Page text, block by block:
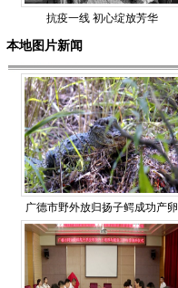
抗疫一线 初心绽放芳华
本地图片新闻
广德市野外放归扬子鳄成功产卵